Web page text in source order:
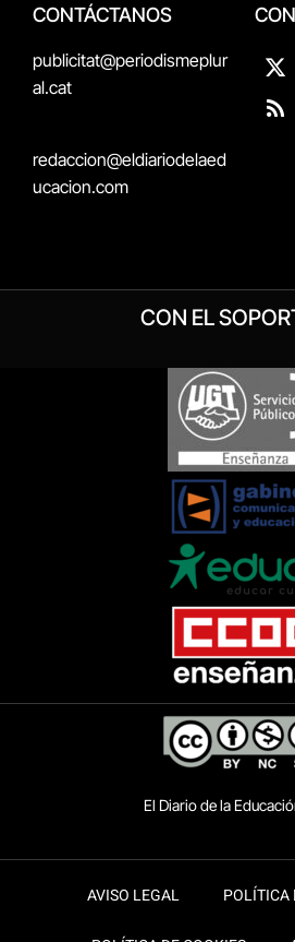
CONTÁCTANOS
publicitat@periodismeplur
al.cat
redaccion@eldiariodelaed
ucacion.com
X
RSS
CON EL
El Diario de la
AVISO LEGAL POLÍTICA